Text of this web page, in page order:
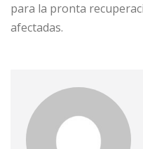
para la pronta
afectadas.